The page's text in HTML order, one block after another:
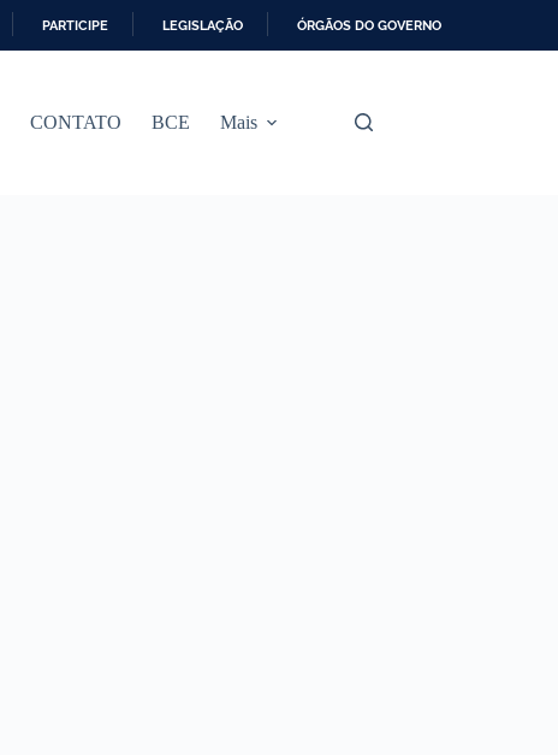
PARTICIPE LEGISLAÇÃO ÓRGÃOS DO GOVERNO
CONTATO BCE Mais